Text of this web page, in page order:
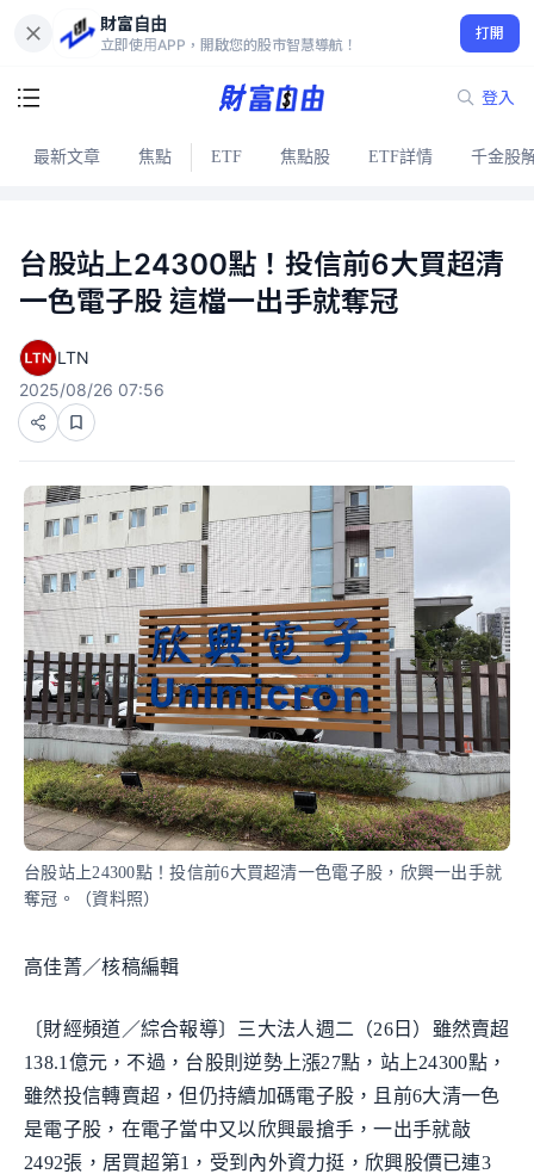
財富自由
立即使用APP，開啟您的股市智慧導航！
打開
登入
最新文章 焦點 ETF 焦點股 ETF詳情 千金股
台股站上24300點！投信前6大買超清
一色電子股 這檔一出手就奪冠
LTN
2025/08/26 07:56
台股站上24300點！投信前6大買超清一色電子股，欣興一出手就
奪冠。（資料照）
高佳菁／核稿編輯
〔財經頻道／綜合報導〕三大法人週二（26日）雖然賣超
138.1億元，不過，台股則逆勢上漲27點，站上24300點，
雖然投信轉賣超，但仍持續加碼電子股，且前6大清一色
是電子股，在電子當中又以欣興最搶手，一出手就敲
2492張，居買超第1，受到內外資力挺，欣興股價已連3